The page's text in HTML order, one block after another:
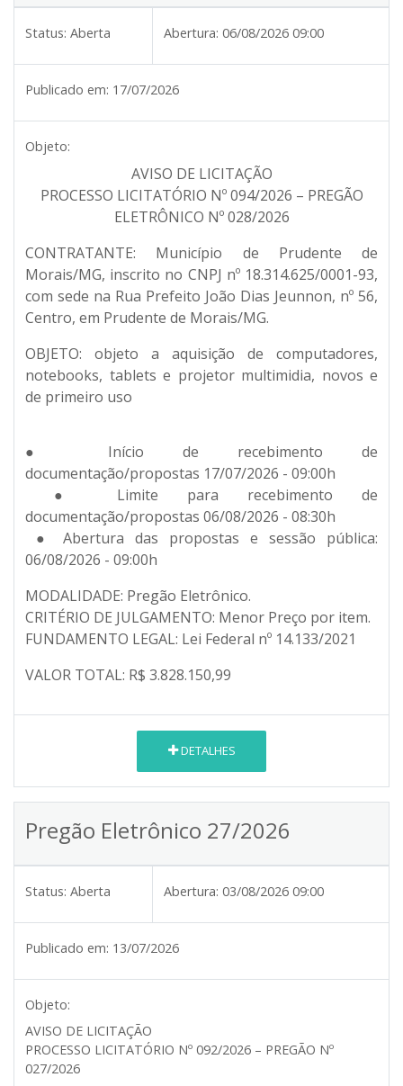
Status: Aberta Abertura: 06/08/2026 09:00
Publicado em: 17/07/2026
Objeto:
AVISO DE LICITAÇÃO
PROCESSO LICITATÓRIO Nº 094/2026 – PREGÃO
ELETRÔNICO Nº 028/2026
CONTRATANTE: Município de Prudente de
Morais/MG, inscrito no CNPJ nº 18.314.625/0001-93,
com sede na Rua Prefeito João Dias Jeunnon, nº 56,
Centro, em Prudente de Morais/MG.
OBJETO:
objeto a aquisição de computadores,
notebooks, tablets e projetor multimidia, novos e
de primeiro uso
● Início de recebimento de
documentação/propostas 17/07/2026 - 09:00h
● Limite para recebimento de
documentação/propostas 06/08/2026 - 08:30h
● Abertura das propostas e sessão pública:
06/08/2026 - 09:00h
MODALIDADE: Pregão Eletrônico.
CRITÉRIO DE JULGAMENTO: Menor Preço por item.
FUNDAMENTO LEGAL: Lei Federal nº 14.133/2021
VALOR TOTAL: R$ 3.828.150,99
DETALHES
Pregão Eletrônico 27/2026
Status: Aberta Abertura: 03/08/2026 09:00
Publicado em: 13/07/2026
Objeto:
AVISO DE LICITAÇÃO
PROCESSO LICITATÓRIO Nº 092/2026 – PREGÃO Nº
027/2026